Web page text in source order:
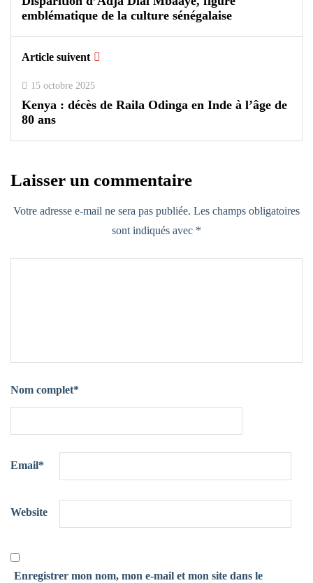
emblématique de la culture sénégalaise
Article suivent
15 octobre 2025
Kenya : décès de Raila Odinga en Inde à l’âge de
80 ans
Laisser un commentaire
Votre adresse e-mail ne sera pas publiée. Les champs obligatoires
sont indiqués avec *
Nom complet*
Email*
Website
Enregistrer mon nom, mon e-mail et mon site dans le